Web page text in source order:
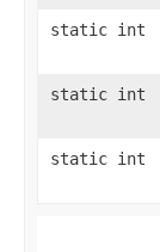
static int
static int
static int